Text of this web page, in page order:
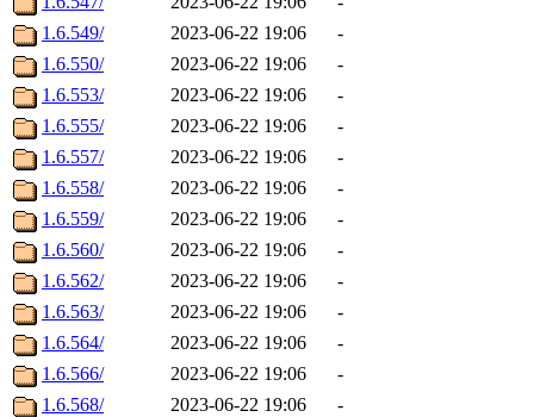
1.6.549/
2023-06-22 19:06
-
1.6.550/
2023-06-22 19:06
-
1.6.553/
2023-06-22 19:06
-
1.6.555/
2023-06-22 19:06
-
1.6.557/
2023-06-22 19:06
-
1.6.558/
2023-06-22 19:06
-
1.6.559/
2023-06-22 19:06
-
1.6.560/
2023-06-22 19:06
-
1.6.562/
2023-06-22 19:06
-
1.6.563/
2023-06-22 19:06
-
1.6.564/
2023-06-22 19:06
-
1.6.566/
2023-06-22 19:06
-
1.6.568/
2023-06-22 19:06
-